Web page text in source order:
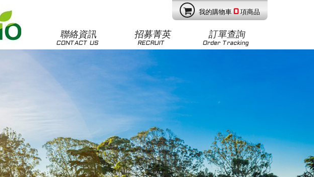
我的購物車 0 項商品
聯絡資訊
CONTACT US
招募菁英
RECRUIT
訂單查詢
Order Tracking